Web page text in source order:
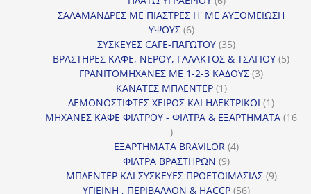
προϊόντα
ΣΑΛΑΜΑΝΔΡΕΣ ΜΕ ΠΙΑΣΤΡΕΣ Η' ΜΕ ΑΥΞΟΜΕΙΩΣΗ
ΥΨΟΥΣ 66
προϊόντα
ΣΥΣΚΕΥΕΣ CAFE-ΠΑΓΩΤΟΥ 3535
προϊόντα
ΒΡΑΣΤΗΡΕΣ ΚΑΦΕ, ΝΕΡΟΥ, ΓΑΛΑΚΤΟΣ & ΤΣΑΓΙΟΥ 55
ΓΡΑΝΙΤΟΜΗΧΑΝΕΣ ΜΕ 1-2-3 ΚΑΔΟΥΣ 33
ΚΑΝΑΤΕΣ ΜΠΛΕΝΤΕΡ 11
προϊόν
ΛΕΜΟΝΟΣΤΙΦΤΕΣ ΧΕΙΡΟΣ ΚΑΙ ΗΛΕΚΤΡΙΚΟΙ 11
προϊόν
ΜΗΧΑΝΕΣ ΚΑΦΕ ΦΙΛΤΡΟΥ - ΦΙΛΤΡΑ & ΕΞΑΡΤΗΜΑΤΑ 16
16
προϊόντα
ΕΞΑΡΤΗΜΑΤΑ BRAVILOR 44
ΦΙΛΤΡΑ ΒΡΑΣΤΗΡΩΝ 99
προϊόντα
ΜΠΛΕΝΤΕΡ ΚΑΙ ΣΥΣΚΕΥΕΣ ΠΡΟΕΤΟΙΜΑΣΙΑΣ 99
ΥΓΙΕΙΝΗ , ΠΕΡΙΒΑΛΛΟΝ & HACCP 5656